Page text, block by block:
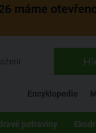
máme
Encyklopedie
potraviny